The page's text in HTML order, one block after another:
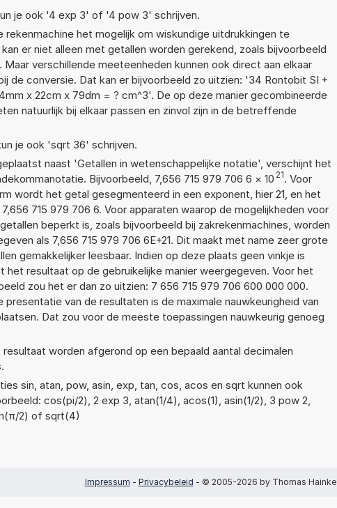
je ook '4 exp 3' of '4 pow 3' schrijven.
rekenmachine het mogelijk om wiskundige uitdrukkingen te
er niet alleen met getallen worden gerekend, zoals bijvoorbeeld
verschillende meeteenheden kunnen ook direct aan elkaar
de conversie. Dat kan er bijvoorbeeld zo uitzien: '34 Rontobit SI +
x 22cm x 79dm = ? cm^3'. De op deze manier gecombineerde
natuurlijk bij elkaar passen en zinvol zijn in de betreffende
je ook 'sqrt 36' schrijven.
naast 'Getallen in wetenschappelijke notatie', verschijnt het
Bijvoorbeeld, 7,656 715 979 706 6 × 10 21. Voor
wordt het getal gesegmenteerd in een exponent, hier 21, en het
715 979 706 6. Voor apparaten waarop de mogelijkheden voor
beperkt is, zoals bijvoorbeeld bij zakrekenmachines, worden
als 7,656 715 979 706 6E+21. Dit maakt met name zeer grote
gemakkelijker leesbaar. Indien op deze plaats geen vinkje is
het resultaat op de gebruikelijke manier weergegeven. Voor het
zou het er dan zo uitzien: 7 656 715 979 706 600 000 000.
presentatie van de resultaten is de maximale nauwkeurigheid van
Dat zou voor de meeste toepassingen nauwkeurig genoeg
resultaat worden afgerond op een bepaald aantal decimalen
sin, atan, pow, asin, exp, tan, cos, acos en sqrt kunnen ook
cos(pi/2), 2 exp 3, atan(1/4), acos(1), asin(1/2), 3 pow 2,
2) of sqrt(4)
Impressum - Privacybeleid - © 2005-2026 by Thomas Hainke